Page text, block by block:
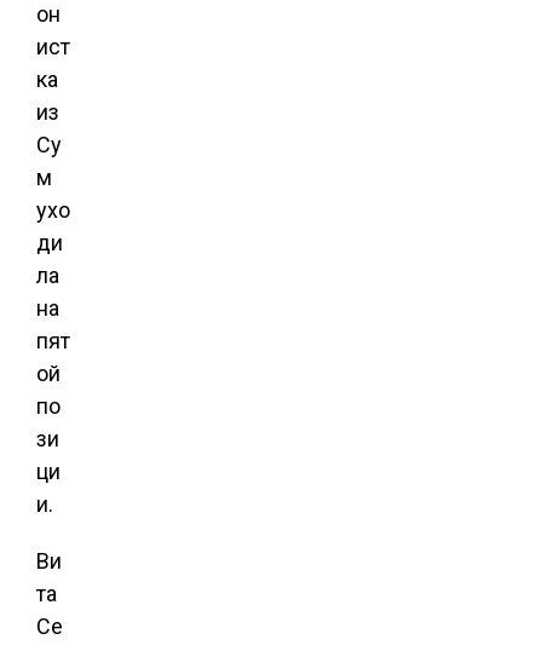
он
ист
ка
из
Су
м
ухо
ди
ла
на
пят
ой
по
зи
ци
и.
Ви
та
Се